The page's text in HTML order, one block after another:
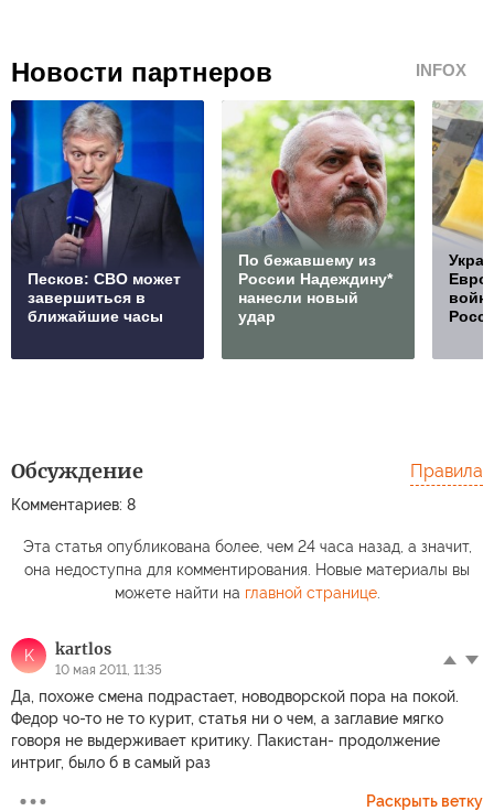
Новости партнеров INFOX
Песков: СВО может
завершиться в
ближайшие часы
По бежавшему из
России Надеждину*
нанесли новый
удар
Обсуждение
Комментариев: 8
Правила
Эта статья опубликована более, чем 24 часа назад, а значит,
она недоступна для комментирования. Новые материалы вы
можете найти на главной странице.
K kartlos
10 мая 2011, 11:35
Да, похоже смена подрастает, новодворской пора на покой.
Федор чо-то не то курит, статья ни о чем, а заглавие мягко
говоря не выдерживает критику. Пакистан- продолжение
интриг, было б в самый раз
Раскрыть ветку